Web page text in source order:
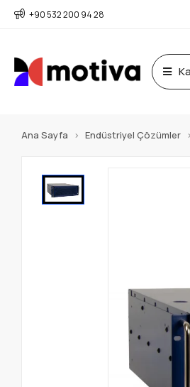
+90 532 200 94 28
Ana Sayfa Endüstriyel Çözümler